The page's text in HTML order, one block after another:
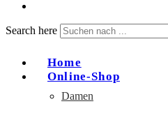
Search here
Home
Online-Shop
Damen